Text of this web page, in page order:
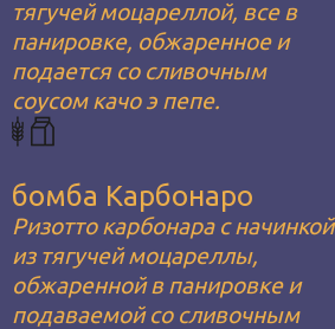
тягучей моцареллой, все в
панировке, обжаренное и
подается со сливочным
соусом качо э пепе.
бомба Карбонаро
Ризотто карбонара с начинкой
из тягучей моцареллы,
обжаренной в панировке и
подаваемой со сливочным